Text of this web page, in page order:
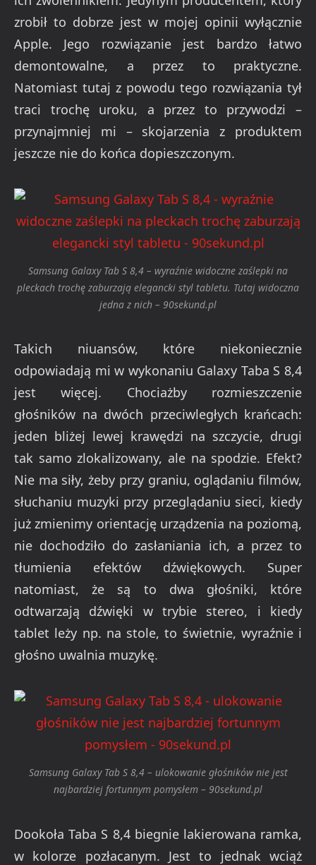
zrobił to dobrze jest w mojej opinii wyłącznie
Apple. Jego rozwiązanie jest bardzo łatwo
demontowalne, a przez to praktyczne.
Natomiast tutaj z powodu tego rozwiązania tył
traci trochę uroku, a przez to przywodzi –
przynajmniej mi – skojarzenia z produktem
jeszcze nie do końca dopieszczonym.
Samsung Galaxy Tab S 8,4 – wyraźnie widoczne zaślepki na
pleckach trochę zaburzają elegancki styl tabletu. Tutaj widoczna
jedna z nich – 90sekund.pl
Takich niuansów, które niekoniecznie
odpowiadają mi w wykonaniu Galaxy Taba S 8,4
jest więcej. Chociażby rozmieszczenie
głośników na dwóch przeciwległych krańcach:
jeden bliżej lewej krawędzi na szczycie, drugi
tak samo zlokalizowany, ale na spodzie. Efekt?
Nie ma siły, żeby przy graniu, oglądaniu filmów,
słuchaniu muzyki przy przeglądaniu sieci, kiedy
już zmienimy orientację urządzenia na poziomą,
nie dochodziło do zasłaniania ich, a przez to
tłumienia efektów dźwiękowych. Super
natomiast, że są to dwa głośniki, które
odtwarzają dźwięki w trybie stereo, i kiedy
tablet leży np. na stole, to świetnie, wyraźnie i
głośno uwalnia muzykę.
Samsung Galaxy Tab S 8,4 – ulokowanie głośników nie jest
najbardziej fortunnym pomysłem – 90sekund.pl
Dookoła Taba S 8,4 biegnie lakierowana ramka,
w kolorze pozłacanym. Jest to jednak wciąż